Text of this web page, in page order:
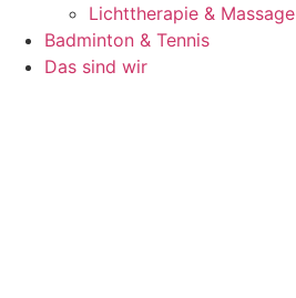
Lichttherapie & Massage
Badminton & Tennis
Das sind wir